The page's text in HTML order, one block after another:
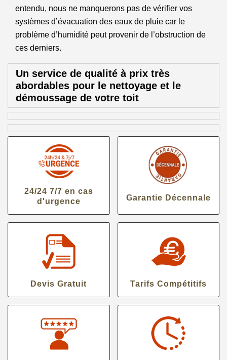
entendu, nous ne manquerons pas de vérifier vos
systèmes d’évacuation des eaux de pluie car le
problème d’humidité peut provenir de l’obstruction de
ces derniers.
Un service de qualité à prix très
abordables pour le nettoyage et le
démoussage de votre toit
24/24 7/7 en cas
d'urgence
Garantie Décennale
Devis Gratuit Tarifs Compétitifs